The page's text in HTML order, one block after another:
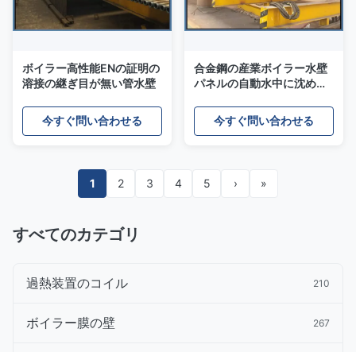
ボイラー高性能ENの証明の
溶接の継ぎ目が無い管水壁
今すぐ問い合わせる
合金鋼の産業ボイラー水壁
パネルの自動水中に沈めら
今すぐ問い合わせる
1 2 3 4 5 › »
すべてのカテゴリ
過熱装置のコイル 210
ボイラー膜の壁 267